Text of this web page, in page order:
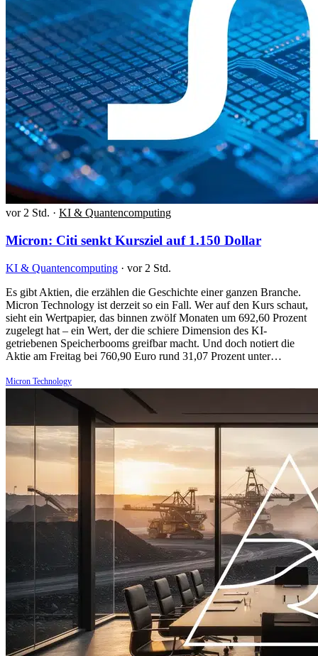
vor 2 Std. · KI & Quantencomputing
Micron: Citi senkt Kursziel auf 1.150 Dollar
KI & Quantencomputing · vor 2 Std.
Es gibt Aktien, die erzählen die Geschichte einer ganzen Branche.
Micron Technology ist derzeit so ein Fall. Wer auf den Kurs schaut,
sieht ein Wertpapier, das binnen zwölf Monaten um 692,60 Prozent
zugelegt hat – ein Wert, der die schiere Dimension des KI-
getriebenen Speicherbooms greifbar macht. Und doch notiert die
Aktie am Freitag bei 760,90 Euro rund 31,07 Prozent unter…
Micron Technology